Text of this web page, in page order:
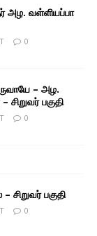
அழ. வள்ளியப்பா
0
– அழ.
பகுதி
0
பகுதி
0